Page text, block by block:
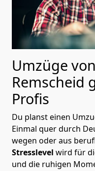
Umzüge
Remscheid
Profis
Du planst einen
Einmal quer durch
wegen oder aus
Stresslevel wird für
und die ruhigen